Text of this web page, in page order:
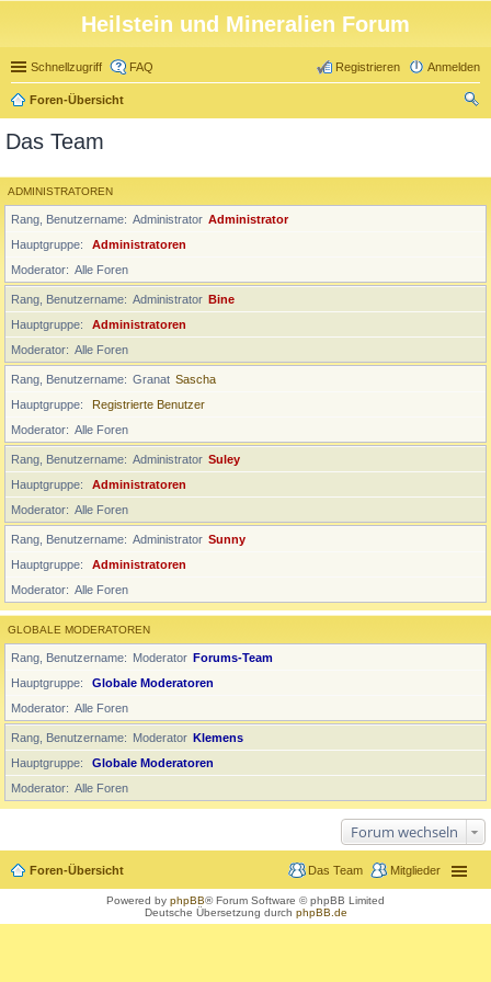
Heilstein und Mineralien Forum
Schnellzugriff FAQ Anmelden
Registrieren
Foren-Übersicht
Das Team
ADMINISTRATOREN
Rang, Benutzername Administrator Administrator
Hauptgruppe
Administratoren
Moderator
Alle Foren
Rang, Benutzername Administrator Bine
Hauptgruppe
Administratoren
Moderator
Alle Foren
Rang, Benutzername Granat Sascha
Hauptgruppe
Registrierte Benutzer
Moderator
Alle Foren
Rang, Benutzername Administrator Suley
Hauptgruppe
Administratoren
Moderator
Alle Foren
Rang, Benutzername Administrator Sunny
Hauptgruppe
Administratoren
Moderator
Alle Foren
GLOBALE MODERATOREN
Rang, Benutzername Moderator Forums-Team
Hauptgruppe
Globale Moderatoren
Moderator
Alle Foren
Rang, Benutzername Moderator Klemens
Hauptgruppe
Globale Moderatoren
Moderator
Alle Foren
Forum wechseln
Foren-Übersicht Mitglieder
Das Team
Powered by phpBB® Forum Software © phpBB Limited
Deutsche Übersetzung durch phpBB.de